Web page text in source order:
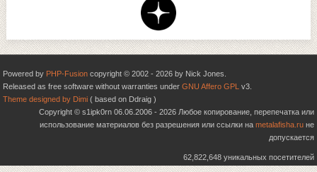
Powered by PHP-Fusion copyright © 2002 - 2026 by Nick Jones.
Released as free software without warranties under GNU Affero GPL v3.
Theme designed by Dimi ( based on Ddraig )
Copyright © s1ipk0rn 06.06.2006 - 2026 Любое копирование, перепечатка или
использование материалов без разрешения или ссылки на metalafisha.ru не
допускается
62,822,648 уникальных посетителей